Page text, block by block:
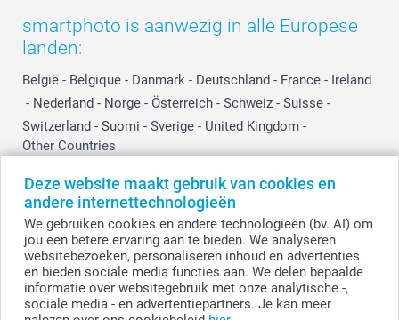
Deze website maakt gebruik van cookies en
andere internettechnologieën
We gebruiken cookies en andere technologieën (bv. AI) om
jou een betere ervaring aan te bieden. We analyseren
websitebezoeken, personaliseren inhoud en advertenties
en bieden sociale media functies aan. We delen bepaalde
informatie over websitegebruik met onze analytische -,
sociale media - en advertentiepartners. Je kan meer
smartphoto is aanwezig in alle Europese
landen:
België - Belgique - Danmark - Deutschland - France - Ireland
- Nederland - Norge - Österreich - Schweiz - Suisse -
Switzerland - Suomi - Sverige - United Kingdom -
Other Countries
© smartphoto group. Alle rechten voorbehouden.Disclaimer
Alle prijzen zijn in EURO (€) inclusief BTW en exclusief verzendkosten.